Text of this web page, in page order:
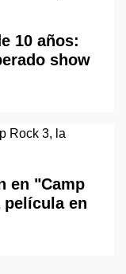
10 años:
show
en "Camp
película en